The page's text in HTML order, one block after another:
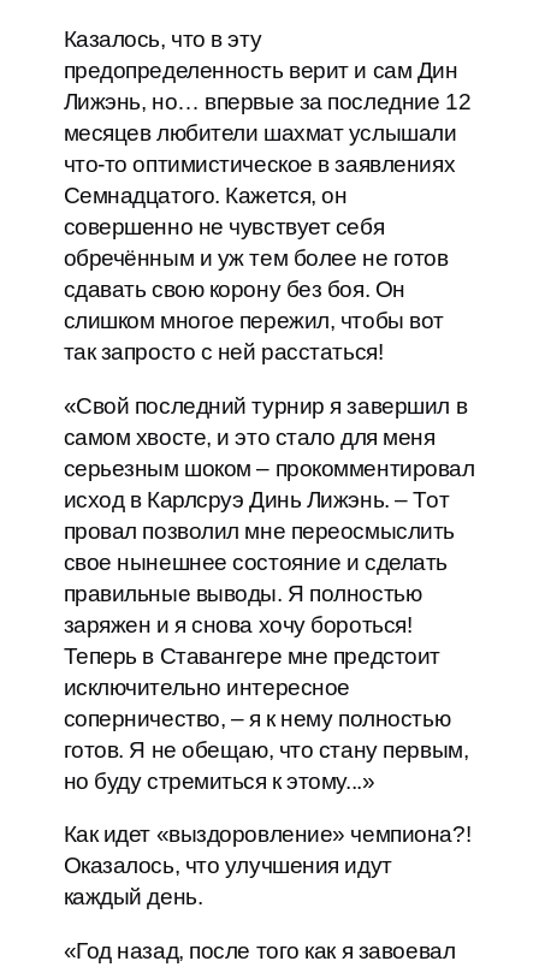
Казалось, что в эту
предопределенность верит и сам Дин
Лижэнь, но… впервые за последние 12
месяцев любители шахмат услышали
что-то оптимистическое в заявлениях
Семнадцатого. Кажется, он
совершенно не чувствует себя
обречённым и уж тем более не готов
сдавать свою корону без боя. Он
слишком многое пережил, чтобы вот
так запросто с ней расстаться!
«Свой последний турнир я завершил в
самом хвосте, и это стало для меня
серьезным шоком – прокомментировал
исход в Карлсруэ Динь Лижэнь. – Тот
провал позволил мне переосмыслить
свое нынешнее состояние и сделать
правильные выводы. Я полностью
заряжен и я снова хочу бороться!
Теперь в Ставангере мне предстоит
исключительно интересное
соперничество, – я к нему полностью
готов. Я не обещаю, что стану первым,
но буду стремиться к этому...»
Как идет «выздоровление» чемпиона?!
Оказалось, что улучшения идут
каждый день.
«Год назад, после того как я завоевал